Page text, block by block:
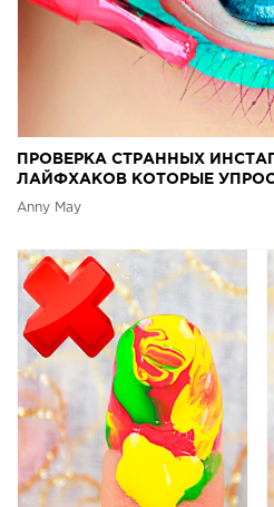
ПРОВЕРКА СТРАННЫХ
ЛАЙФХАКОВ КОТОРЫЕ
Anny May